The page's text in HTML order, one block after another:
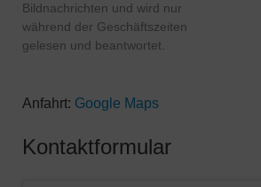
Bildnachrichten und wird nur
während der Geschäftszeiten
gelesen und beantwortet.
Anfahrt: Google Maps
Kontaktformular